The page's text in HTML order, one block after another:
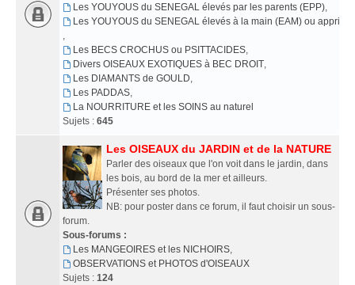
Les YOUYOUS du SENEGAL élevés par les parents (EPP),
Les YOUYOUS du SENEGAL élevés à la main (EAM) ou
,
Les BECS CROCHUS ou PSITTACIDES,
Divers OISEAUX EXOTIQUES à BEC DROIT,
Les DIAMANTS de GOULD,
Les PADDAS,
La NOURRITURE et les SOINS au naturel
Sujets : 645
Les OISEAUX du JARDIN et de la NATURE
Parler des oiseaux que l'on voit dans le jardin, dans
les bois, au bord de la mer et ailleurs.
Présenter ses photos.
NB: pour poster dans ce forum, il faut choisir un sous-
forum.
Sous-forums :
Les MANGEOIRES et les NICHOIRS,
OBSERVATIONS et PHOTOS d'OISEAUX
Sujets : 124